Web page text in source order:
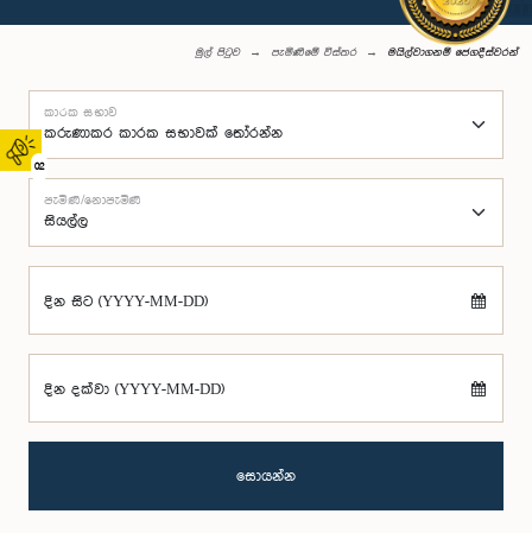
02
මුල් පිටුව පැමිණීමේ විස්තර මයිල්වාගනම් ජෙගදීස්වරන්
කාරක සභාව
පැමිණි/නොපැමිණි
දින සිට (YYYY-MM-DD)
දින දක්වා (YYYY-MM-DD)
සොයන්න